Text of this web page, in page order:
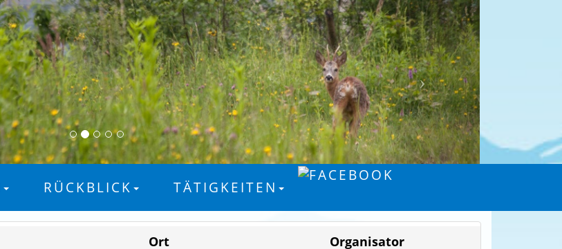
RÜCKBLICK TÄTIGKEITEN
Ort
Organisator